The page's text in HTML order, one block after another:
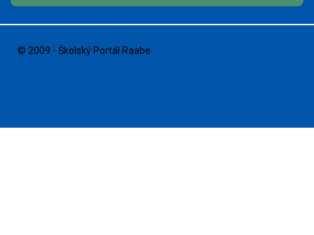
© 2009 - Školský Portál Raabe